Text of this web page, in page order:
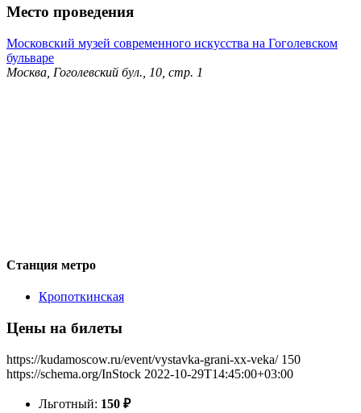
Место проведения
Московский музей современного искусства на Гоголевском
бульваре
Москва, Гоголевский бул., 10, стр. 1
Станция метро
Кропоткинская
Цены на билеты
https://kudamoscow.ru/event/vystavka-grani-xx-veka/ 150
https://schema.org/InStock 2022-10-29T14:45:00+03:00
Льготный: 150 ₽